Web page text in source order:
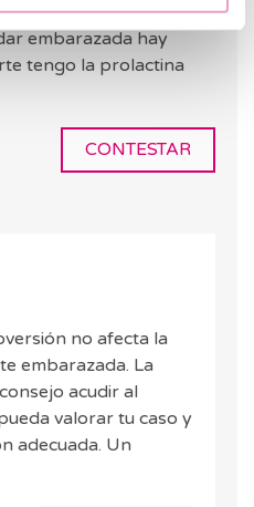
el útero en
embarazada hay
CONTESTAR
no afecta la
embarazada. La
acudir al
valorar tu caso y
adecuada. Un